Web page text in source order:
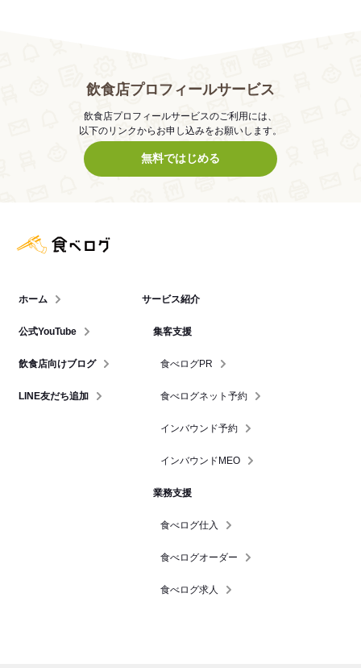
飲食店プロフィールサービス
飲食店プロフィールサービスのご利用には、
以下のリンクからお申し込みをお願いします。
無料ではじめる
ホーム
公式YouTube
飲食店向けブログ
LINE友だち追加
サービス紹介
集客支援
食べログPR
食べログネット予約
インバウンド予約
インバウンドMEO
業務支援
食べログ仕入
食べログオーダー
食べログ求人